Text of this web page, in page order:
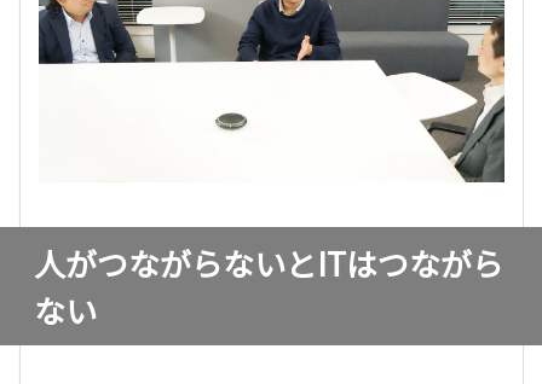
人がつながらないとITはつながら
ない